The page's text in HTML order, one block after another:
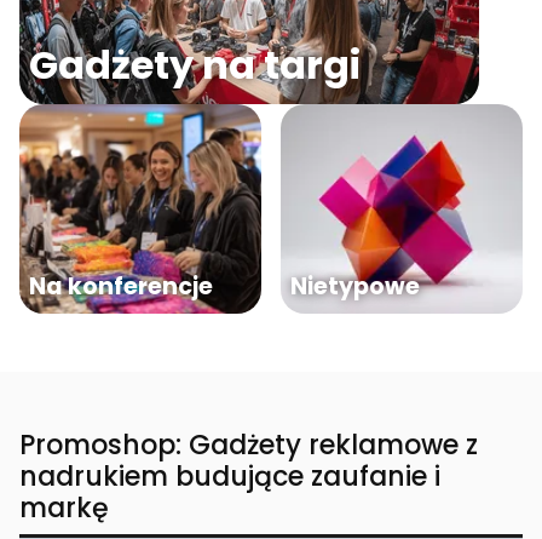
Gadżety na targi
Na konferencje Nietypowe
Promoshop: Gadżety reklamowe z
nadrukiem budujące zaufanie i
markę